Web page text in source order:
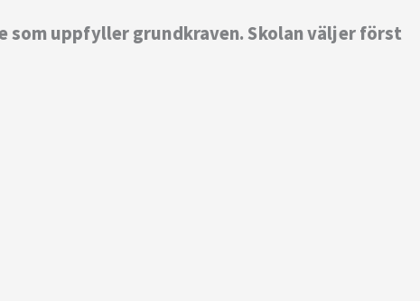
som uppfyller grundkraven. Skolan väljer först